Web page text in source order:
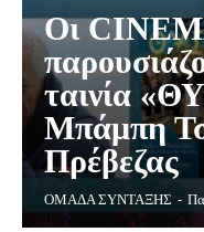
Οι
ταινία
Μπάμπη
Πρέβεζας
ΟΜΑΔΑ ΣΥΝΤΑΞΗΣ -